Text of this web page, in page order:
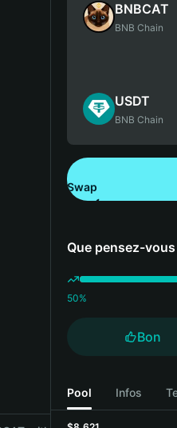
BNBCAT
BNB Chain
USDT
BNB Chain
Swap
Que pensez-
50%
Bon
Pool Infos